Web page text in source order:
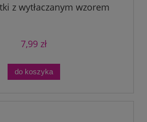
z wytłaczanym wzorem
7,99 zł
do koszyka